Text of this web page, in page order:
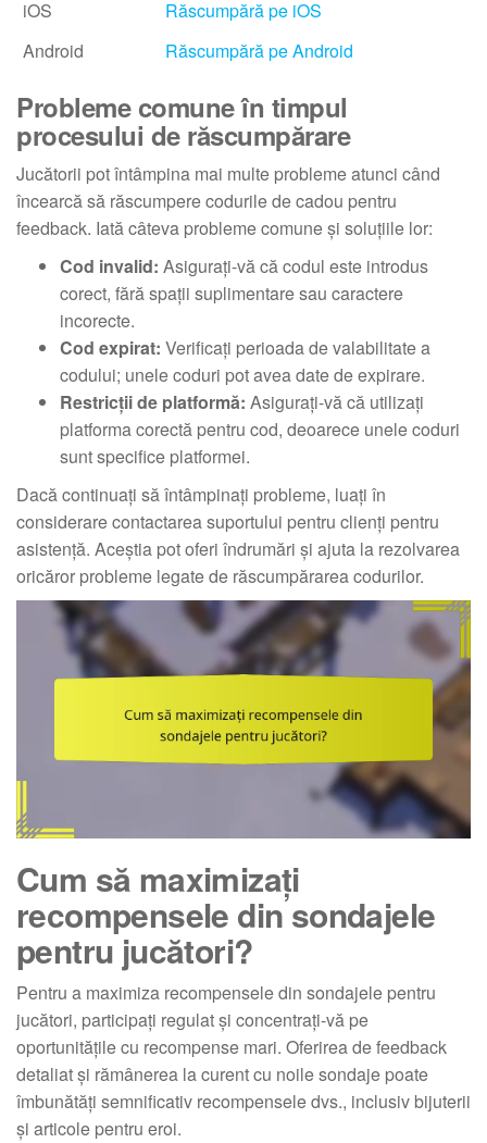
iOS
Răscumpără pe iOS
Android
Răscumpără pe Android
Probleme comune în timpul
procesului de răscumpărare
Jucătorii pot întâmpina mai multe probleme atunci când
încearcă să răscumpere codurile de cadou pentru
feedback. Iată câteva probleme comune și soluțiile lor:
Cod invalid: Asigurați-vă că codul este introdus
corect, fără spații suplimentare sau caractere
incorecte.
Cod expirat: Verificați perioada de valabilitate a
codului; unele coduri pot avea date de expirare.
Restricții de platformă: Asigurați-vă că utilizați
platforma corectă pentru cod, deoarece unele coduri
sunt specifice platformei.
Dacă continuați să întâmpinați probleme, luați în
considerare contactarea suportului pentru clienți pentru
asistență. Aceștia pot oferi îndrumări și ajuta la rezolvarea
oricăror probleme legate de răscumpărarea codurilor.
Cum să maximizați
recompensele din sondajele
pentru jucători?
Pentru a maximiza recompensele din sondajele pentru
jucători, participați regulat și concentrați-vă pe
oportunitățile cu recompense mari. Oferirea de feedback
detaliat și rămânerea la curent cu noile sondaje poate
îmbunătăți semnificativ recompensele dvs., inclusiv bijuterii
și articole pentru eroi.